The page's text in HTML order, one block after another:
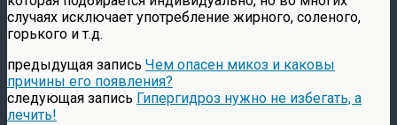
случаях исключает употребление жирного, соленого,
горького и т.д.
предыдущая запись Чем опасен микоз и каковы
причины его появления?
следующая запись Гипергидроз нужно не избегать, а
лечить!